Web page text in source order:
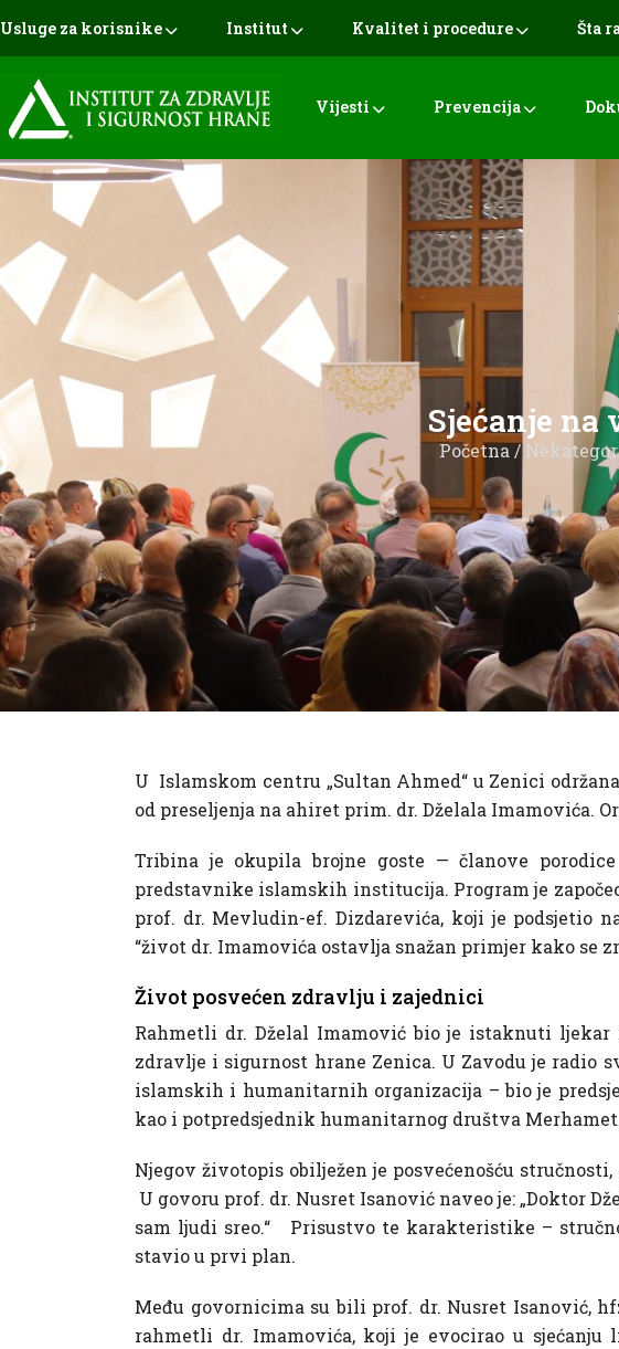
Usluge za korisnike Institut Kvalitet i procedure Šta
Vijesti Prevencija
Sjećanje na
Početna/
U Islamskom centru „Sultan Ahmed“ u Zenici
od preseljenja na ahiret prim. dr. Dželala Imamovića.
Tribina je okupila brojne goste — članove
predstavnike islamskih institucija. Program je
prof. dr. Mevludin-ef. Dizdarevića, koji je podsjetio
“život dr. Imamovića ostavlja snažan primjer kako se
Život posvećen zdravlju i zajednici
Rahmetli dr. Dželal Imamović bio je istaknuti
zdravlje i sigurnost hrane Zenica. U Zavodu je radio
islamskih i humanitarnih organizacija – bio je
kao i potpredsjednik humanitarnog društva
Njegov životopis obilježen je posvećenošću
U govoru prof. dr. Nusret Isanović naveo je: „Doktor
sam ljudi sreo.“ Prisustvo te karakteristike –
stavio u prvi plan.
Među govornicima su bili prof. dr. Nusret Isanović,
rahmetli dr. Imamovića, koji je evocirao u sjećanju